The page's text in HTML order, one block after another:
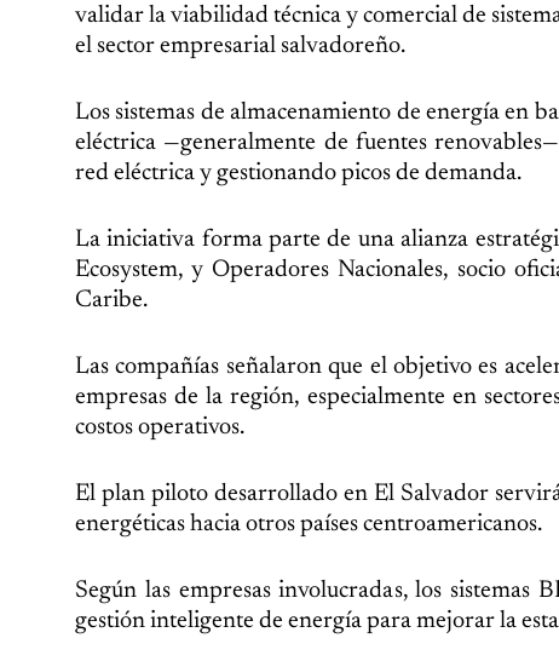
validar la viabilidad técnica y comercial de
el sector empresarial salvadoreño.
Los sistemas de almacenamiento de energía en
eléctrica —generalmente de fuentes
red eléctrica y gestionando picos de demanda.
La iniciativa forma parte de una alianza
Ecosystem, y Operadores Nacionales, socio
Caribe.
Las compañías señalaron que el objetivo es
empresas de la región, especialmente en
costos operativos.
El plan piloto desarrollado en El Salvador
energéticas hacia otros países centroamericanos.
Según las empresas involucradas, los
gestión inteligente de energía para mejorar la